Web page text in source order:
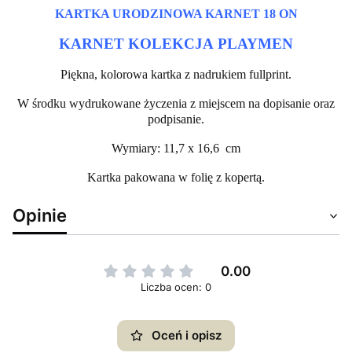
KARTKA URODZINOWA KARNET 18 ON
KARNET KOLEKCJA PLAYMEN
Piękna, kolorowa kartka z nadrukiem fullprint.
W środku wydrukowane życzenia z miejscem na dopisanie oraz
podpisanie.
Wymiary: 11,7 x 16,6 cm
Kartka pakowana w folię z kopertą.
Opinie
0.00
Liczba ocen: 0
Oceń i opisz